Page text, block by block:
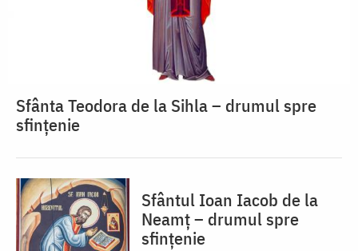
Sfânta Teodora de la Sihla – drumul spre
sfințenie
Sfântul Ioan Iacob de la
Neamț – drumul spre
sfințenie